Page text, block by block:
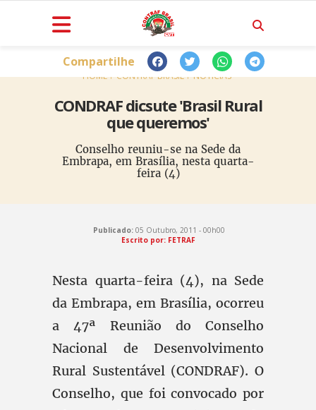
HOME CONTRAF BRASIL NOTÍCIAS
CONDRAF dicsute 'Brasil Rural
que queremos'
Conselho reuniu-se na Sede da
Embrapa, em Brasília, nesta quarta-
feira (4)
Compartilhe
Publicado: 05 Outubro, 2011 - 00h00
Escrito por: FETRAF
Nesta quarta-feira (4), na Sede
da Embrapa, em Brasília, ocorreu
a 47ª Reunião do Conselho
Nacional de Desenvolvimento
Rural Sustentável (CONDRAF). O
Conselho, que foi convocado por